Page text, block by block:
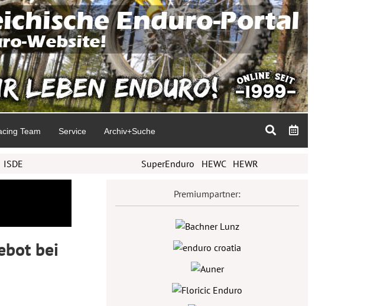
Team Service Archiv+Suche
ISDE SuperEnduro HEWC HEWR
bei
Premiumpartner: